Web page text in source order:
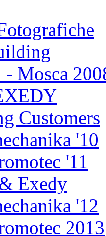
Mosca
Customers
'10
'11
Exedy
'12
2013